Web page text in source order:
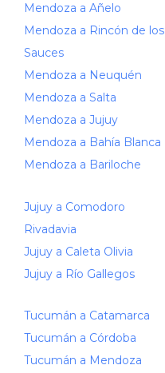
Mendoza a Añelo
Mendoza a Rincón de los
Sauces
Mendoza a Neuquén
Mendoza a Salta
Mendoza a Jujuy
Mendoza a Bahía Blanca
Mendoza a Bariloche
Jujuy a Comodoro
Rivadavia
Jujuy a Caleta Olivia
Jujuy a Río Gallegos
Tucumán a Catamarca
Tucumán a Córdoba
Tucumán a Mendoza